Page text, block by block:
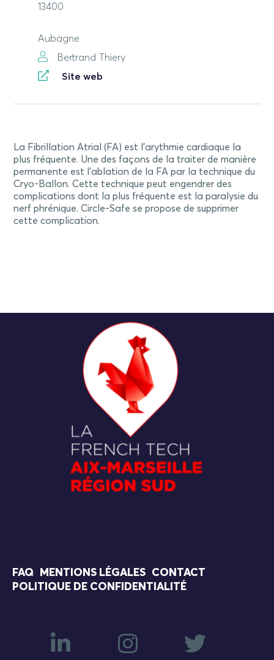
13400
Aubagne
Bertrand Thiery
Site web
La Fibrillation Atrial (FA) est l’arythmie cardiaque la
plus fréquente. Une des façons de la traiter de manière
permanente est l’ablation de la FA par la technique du
Cryo-Ballon. Cette technique peut engendrer des
complications dont la plus fréquente est la paralysie du
nerf phrénique. Circle-Safe se propose de supprimer
cette complication.
FAQ MENTIONS LÉGALES
CONTACT
POLITIQUE DE CONFIDENTIALITÉ